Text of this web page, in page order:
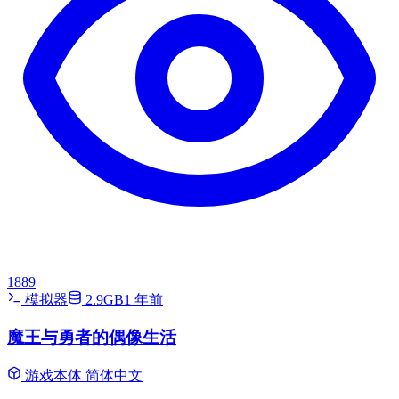
1889
模拟器
2.9GB1 年前
魔王与勇者的偶像生活
游戏本体 简体中文